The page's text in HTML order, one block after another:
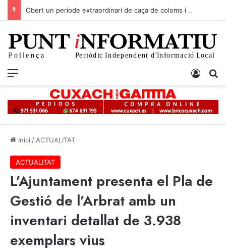
Menu
Inici / ACTUALITAT
ACTUALITAT
L’Ajuntament presenta el Pla de
Gestió de l’Arbrat amb un
inventari detallat de 3.938
exemplars vius